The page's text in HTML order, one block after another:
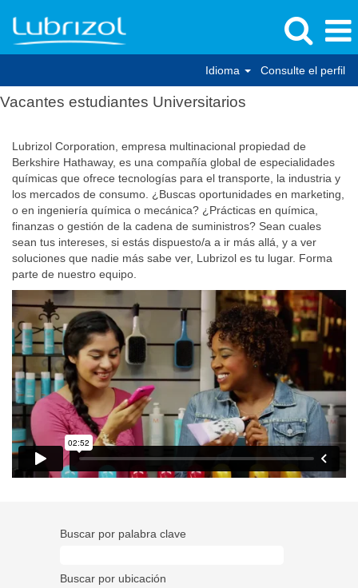
Idioma Consulte el perfil
Vacantes estudiantes Universitarios
Lubrizol Corporation, empresa multinacional propiedad de
Berkshire Hathaway, es una compañía global de especialidades
químicas que ofrece tecnologías para el transporte, la industria y
los mercados de consumo. ¿Buscas oportunidades en marketing,
o en ingeniería química o mecánica? ¿Prácticas en química,
finanzas o gestión de la cadena de suministros? Sean cuales
sean tus intereses, si estás dispuesto/a a ir más allá, y a ver
soluciones que nadie más sabe ver, Lubrizol es tu lugar. Forma
parte de nuestro equipo.
Buscar por palabra clave
Buscar por ubicación